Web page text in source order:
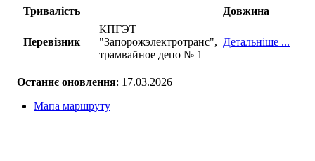
Тривалість
Довжина
Перевізник
КПГЭТ
"Запорожэлектротранс",
трамвайное депо № 1
Детальніше ...
Останнє оновлення: 17.03.2026
Мапа маршруту